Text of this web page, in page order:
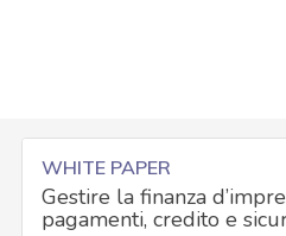
WHITE PAPER
Gestire la finanza
pagamenti, credito e